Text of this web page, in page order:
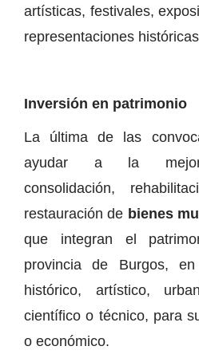
artísticas, festivales,
representaciones
Inversión en patrimonio
La última de las
ayudar a la
consolidación,
restauración de bienes
que integran el
provincia de Burgos,
histórico, artístico,
científico o técnico, para
o económico.